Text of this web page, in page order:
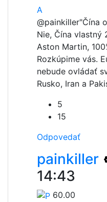
A
@painkiller"Čína
Nie, Čína vlastný
Aston Martin,
Rozkúpime vás.
nebude ovládať
Rusko, Iran a
5
15
Odpovedať
painkiller
14:43
60.00